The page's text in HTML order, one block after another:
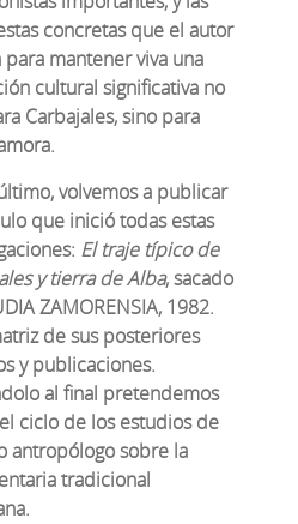
concretas que el autor
mantener viva una
cultural significativa no
Carbajales, sino para
volvemos a publicar
que inició todas estas
El traje típico de
y tierra de Alba, sacado
ZAMORENSIA, 1982.
de sus posteriores
y publicaciones.
al final pretendemos
ciclo de los estudios de
antropólogo sobre la
tradicional